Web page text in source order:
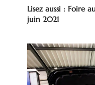
Lisez aussi : Foire
juin 2021